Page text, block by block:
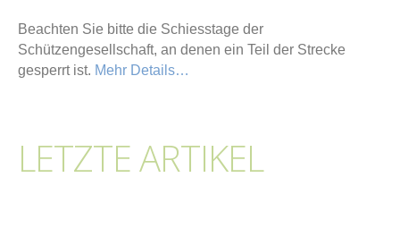
Beachten Sie bitte die Schiesstage der
Schützengesellschaft, an denen ein Teil der Strecke
gesperrt ist. Mehr Details…
LETZTE ARTIKEL